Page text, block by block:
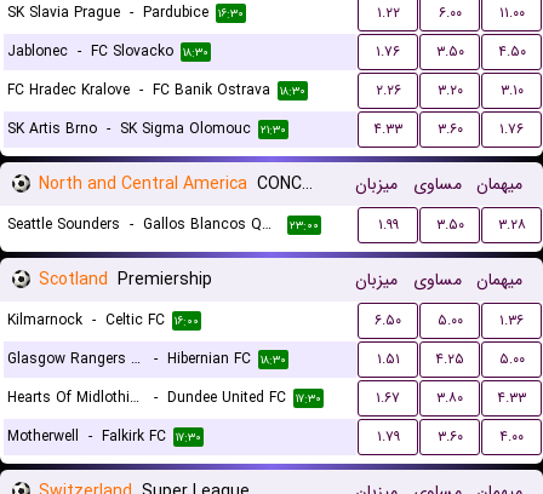
SK Slavia Prague - Pardubice ۱۶:۳۰ ۱.۲۲ ۶.۰۰
۱۱.۰۰
Jablonec - FC Slovacko ۱۸:۳۰ ۱.۷۶ ۳.۵۰
۴.۵۰
FC Hradec Kralove - FC Banik Ostrava ۱۸:۳۰ ۲.۲۶ ۳.۲۰
۳.۱۰
SK Artis Brno - SK Sigma Olomouc ۲۱:۳۰ ۴.۳۳ ۳.۶۰ ۱.۷۶
North and Central America CONCACAF Leagues Cup میزبان مساوی میهمان
Seattle Sounders - Gallos Blancos Queretaro ۲۳:۰۰ ۱.۹۹ ۳.۵۰ ۳.۲۸
Scotland Premiership میزبان مساوی میهمان
Kilmarnock - Celtic FC ۱۶:۰۰ ۶.۵۰ ۵.۰۰
۱.۳۶
Glasgow Rangers FC
- Hibernian FC ۱۸:۳۰ ۱.۵۱ ۴.۲۵
۵.۰۰
Hearts Of Midlothian FC
- Dundee United FC ۱۷:۳۰ ۱.۶۷ ۳.۸۰
۴.۳۳
Motherwell - Falkirk FC ۱۷:۳۰ ۱.۷۹ ۳.۶۰ ۴.۰۰